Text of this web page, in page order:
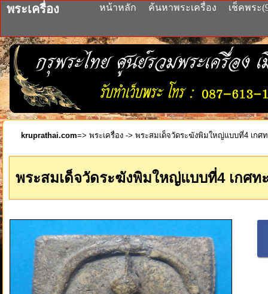
พระเครื่อง หน้าหลัก ค้นหาพระเครื่อง เช็คพระ
kruprathai.com=> พระเครื่อง -> พระสมเด็จวัดระฆังพิมใหญ่แบบที่4 เกศ
พระสมเด็จวัดระฆังพิมใหญ่แบบที่4 เกศท